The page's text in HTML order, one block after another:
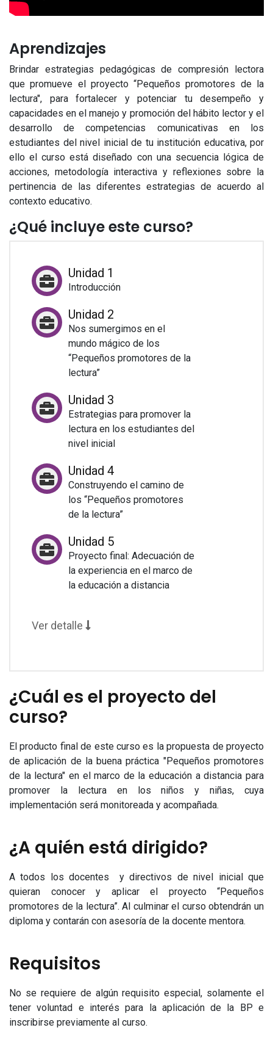
Aprendizajes
Brindar estrategias pedagógicas de compresión lectora
que promueve el proyecto “Pequeños promotores de la
lectura", para fortalecer y potenciar tu desempeño y
capacidades en el manejo y promoción del hábito lector y el
desarrollo de competencias comunicativas en los
estudiantes del nivel inicial de tu institución educativa, por
ello el curso está diseñado con una secuencia lógica de
acciones, metodología interactiva y reflexiones sobre la
pertinencia de las diferentes estrategias de acuerdo al
contexto educativo.
¿Qué incluye este curso?
Unidad 1
Introducción
Unidad 2
Nos sumergimos en el
mundo mágico de los
“Pequeños promotores de la
lectura”
Unidad 3
Estrategias para promover la
lectura en los estudiantes del
nivel inicial
Unidad 4
Construyendo el camino de
los “Pequeños promotores
de la lectura”
Unidad 5
Proyecto final: Adecuación de
la experiencia en el marco de
la educación a distancia
Ver detalle
¿Cuál es el proyecto del
curso?
El producto final de este curso es la propuesta de proyecto
de aplicación de la buena práctica "Pequeños promotores
de la lectura" en el marco de la educación a distancia para
promover la lectura en los niños y niñas, cuya
implementación será monitoreada y acompañada.
¿A quién está dirigido?
A todos los docentes y directivos de nivel inicial que
quieran conocer y aplicar el proyecto “Pequeños
promotores de la lectura”. Al culminar el curso obtendrán un
diploma y contarán con asesoría de la docente mentora.
Requisitos
No se requiere de algún requisito especial, solamente el
tener voluntad e interés para la aplicación de la BP e
inscribirse previamente al curso.